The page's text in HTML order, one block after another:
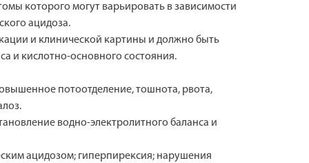
которого могут варьировать в зависимости
ацидоза.
и клинической картины и должно быть
и кислотно-основного состояния.
потоотделение, тошнота, рвота,
водно-электролитного баланса и
ацидозом; гиперпирексия; нарушения